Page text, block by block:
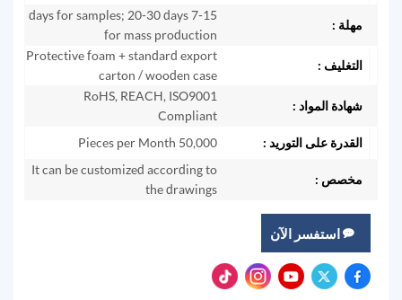
مهلة :
7-15 days for samples; 20-30 days
for mass production
التغليف :
Protective foam + standard export
carton / wooden case
شهادة المواد :
RoHS, REACH, ISO9001
Compliant
القدرة على التوريد :
50,000 Pieces per Month
مخصص :
It can be customized according to
the drawings
استفسر الآن